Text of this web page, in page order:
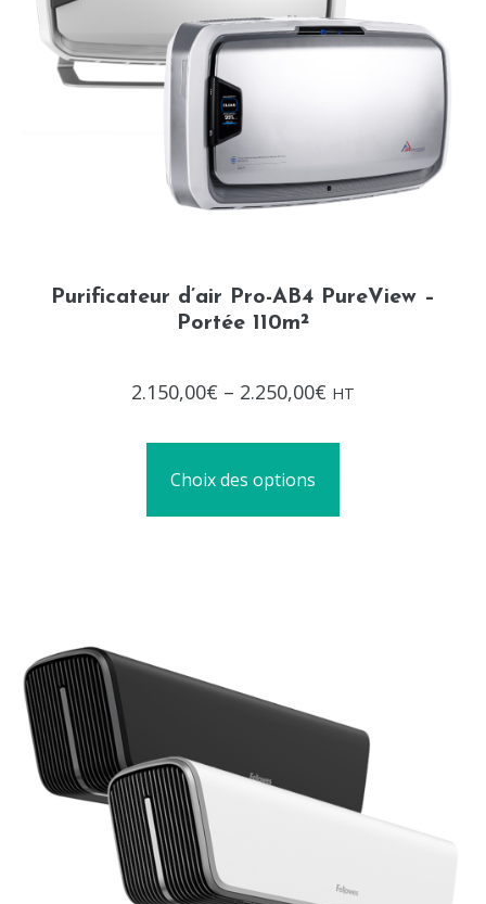
Purificateur d’air Pro-AB4 PureView –
Portée 110m²
0
2.150,00€ – 2.250,00€ HT
Choix des options